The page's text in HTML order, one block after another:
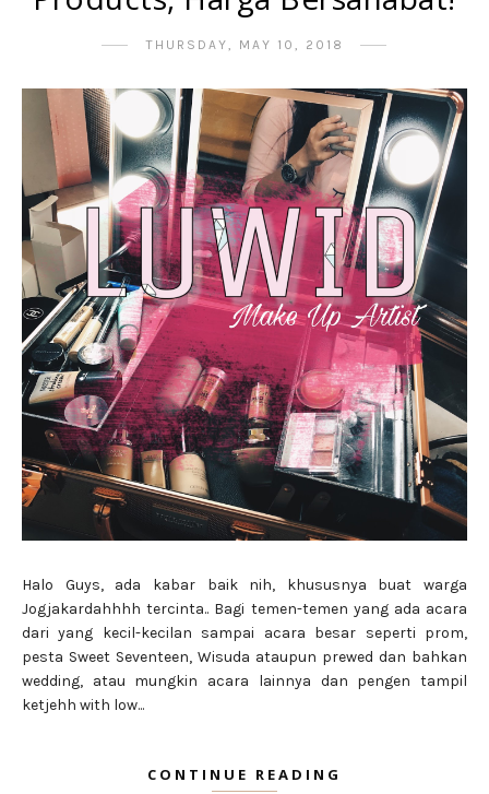
THURSDAY, MAY 10, 2018
Halo Guys, ada kabar baik nih, khususnya buat warga
Jogjakardahhhh tercinta.. Bagi temen-temen yang ada acara
dari yang kecil-kecilan sampai acara besar seperti prom,
pesta Sweet Seventeen, Wisuda ataupun prewed dan bahkan
wedding, atau mungkin acara lainnya dan pengen tampil
ketjehh with low...
CONTINUE READING